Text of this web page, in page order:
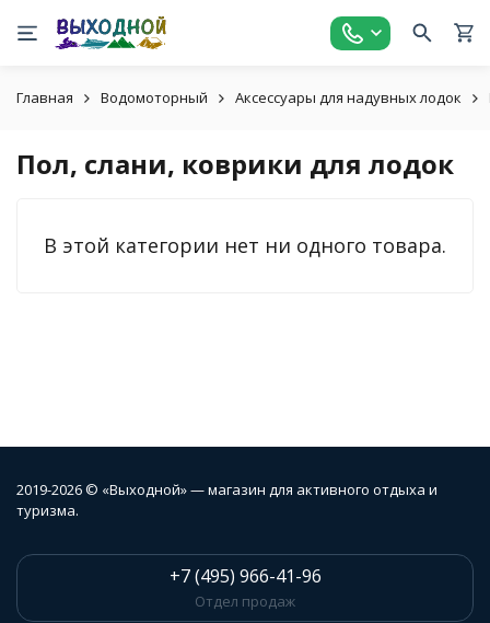
Главная Водомоторный Аксессуары для надувных лодок
Пол, слани, коврики для лодок
В этой категории нет ни одного товара.
2019-2026 © «Выходной» — магазин для активного отдыха и
туризма.
+7 (495) 966-41-96
Отдел продаж